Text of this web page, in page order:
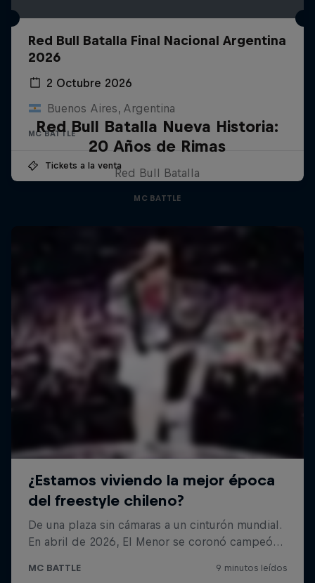
Red Bull Batalla Final Nacional Argentina
2026
2 Octubre 2026
Buenos Aires, Argentina
MC BATTLE
Tickets a la venta
Red Bull Batalla Nueva Historia:
20 Años de Rimas
Red Bull Batalla
MC BATTLE